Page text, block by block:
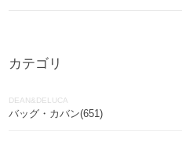
カテゴリ
DEAN&DELUCA
バッグ・カバン(651)